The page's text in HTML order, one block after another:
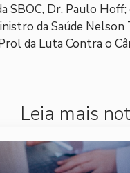
Dr. Paulo Hoff;
da Saúde Nelson
da Luta Contra o
Leia mais